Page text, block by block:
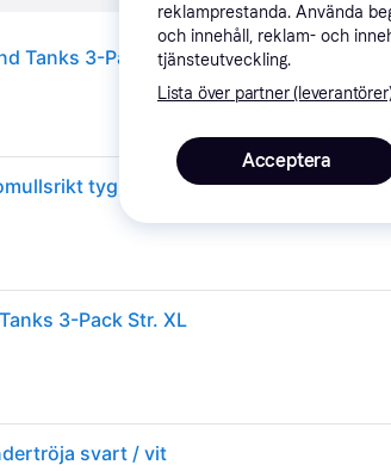
Tanks 3-Pack Str. XXL
tyg, 3-pack
3-Pack Str. XL
svart / vit
reklamprestanda. Använda
och innehåll, reklam- och
tjänsteutveckling.
Lista över partner
Acceptera